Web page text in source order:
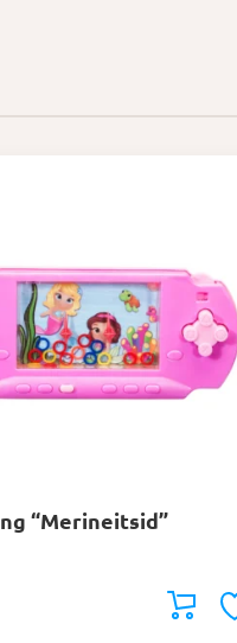
“Merineitsid”